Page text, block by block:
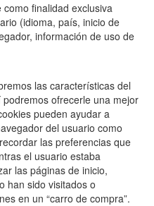
finalidad exclusiva
(idioma, país, inicio de
información de uso de
las características del
ofrecerle una mejor
pueden ayudar a
del usuario como
las preferencias que
el usuario estaba
las páginas de inicio,
han sido visitados o
en un “carro de compra”.